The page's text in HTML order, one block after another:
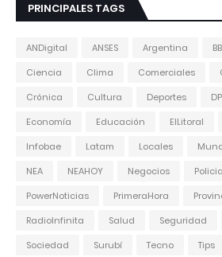
PRINCIPALES TAGS
ANDigital ANSES Argentina
Ciencia
Clima Comerciales
Crónica
Cultura Deportes
Economía
Educación ElLitoral
Infobae
Latam Locales
NEA
NEAHOY Negocios
PowerNoticias
PrimeraHora
RadioInfinita
Salud Seguridad
Sociedad
Surubí Tecno Tips